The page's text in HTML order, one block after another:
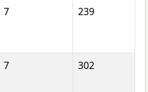
7 239
7 302